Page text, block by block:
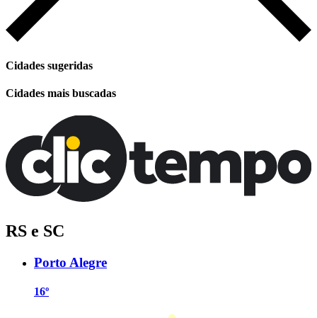
Cidades sugeridas
Cidades mais buscadas
RS e SC
Porto Alegre
16º